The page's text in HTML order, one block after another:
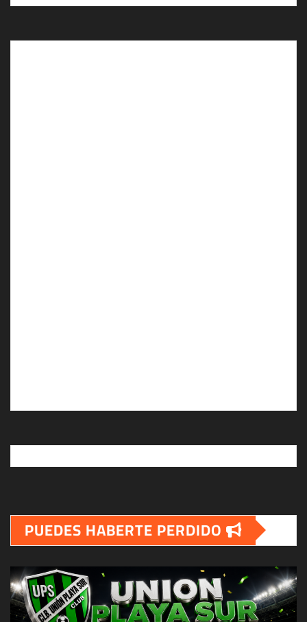
PUEDES HABERTE PERDIDO